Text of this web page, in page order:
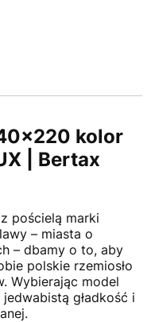
kolor
| Bertax
pościelą marki
– miasta o
– dbamy o to, aby
polskie rzemiosło
Wybierając model
gładkość i